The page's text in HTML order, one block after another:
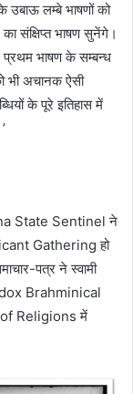
उबाऊ लम्बे भाषणों को
संक्षिप्त भाषण सुनेंगे।
प्रथम भाषण के सम्बन्ध
भी अचानक ऐसी
के पूरे इतिहास में
State Sentinel ने
Gathering हो
पत्र ने स्वामी
Brahminical
Religions में